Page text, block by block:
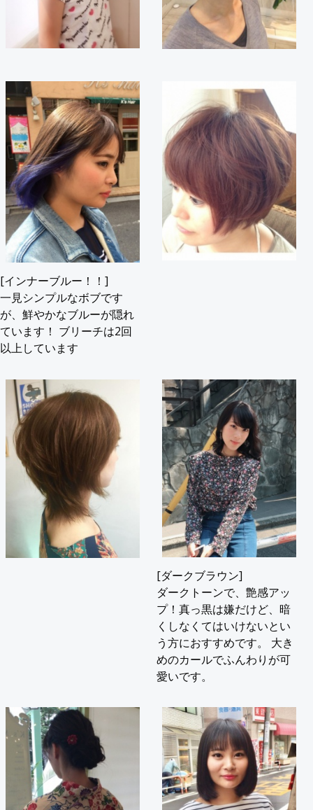
[インナーブルー！！]
一見シンプルなボブです
が、鮮やかなブルーが隠れ
ています！ ブリーチは2回
以上しています
[ダークブラウン]
ダークトーンで、艶感アッ
プ！真っ黒は嫌だけど、暗
くしなくてはいけないとい
う方におすすめです。 大き
めのカールでふんわりが可
愛いです。